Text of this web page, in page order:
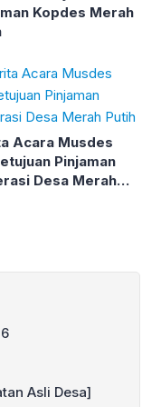
Kopdes Merah
Acara Musdes
Pinjaman
Desa Merah
Asli Desa]